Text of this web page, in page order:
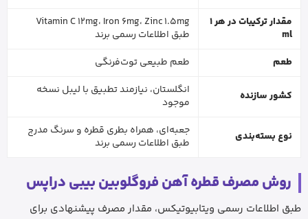
مقدار ترکیبات در هر 1
ml
Vitamin C 12mg، Iron 6mg، Zinc 1.5mg
طبق اطلاعات رسمی برند
طعم
طعم طبیعی توت‌فرنگی
کشور سازنده
انگلستان، نیازمند تطبیق با لیبل نسخه
موجود
نوع بسته‌بندی
جعبه‌ای، همراه بطری قطره و سرنگ مدرج
طبق اطلاعات رسمی برند
روش مصرف قطره آهن فروگلوبین بیبی دراپس
طبق اطلاعات رسمی ویتابیوتیکس، مقدار مصرف پیشنهادی برای